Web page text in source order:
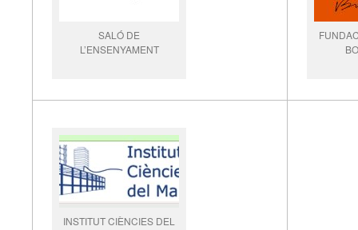
SALÓ DE
L’ENSENYAMENT
INSTITUT CIÈNCIES DEL